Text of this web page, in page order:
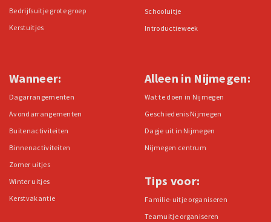
Bedrijfsuitje grote groep
Kerstuitjes
Schooluitje
Introductieweek
Wanneer:
Dagarrangementen
Avondarrangementen
Buitenactiviteiten
Binnenactiviteiten
Zomer uitjes
Winter uitjes
Kerstvakantie
Alleen in Nijmegen:
Wat te doen in Nijmegen
Geschiedenis Nijmegen
Dagje uit in Nijmegen
Nijmegen centrum
Tips voor:
Familie-uitje organiseren
Teamuitje organiseren